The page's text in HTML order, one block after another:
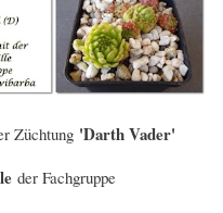
Züchtung 'Darth Vader'
der Fachgruppe